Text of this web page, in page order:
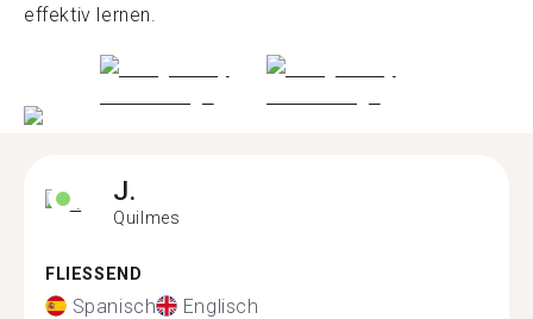
effektiv lernen.
J.
Quilmes
FLIESSEND
Spanisch Englisch